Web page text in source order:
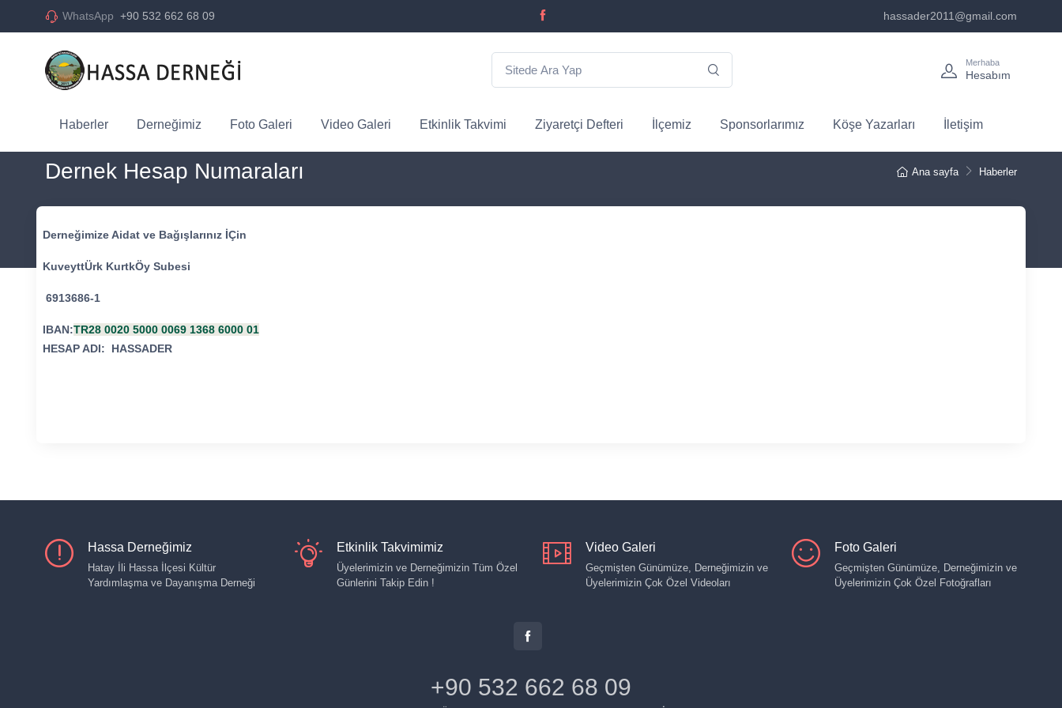
WhatsApp +90 532 662 68 09 hassader2011@gmail.com
Merhaba
Hesabım
Haberler Derneğimiz Foto Galeri Video Galeri Etkinlik Takvimi Ziyaretçi Defteri İlçemiz Sponsorlarımız Köşe Yazarları İletişim
Ana sayfa Haberler
Dernek Hesap Numaraları
Derneğimize Aidat ve Bağışlarınız İÇin
KuveyttÜrk KurtkÖy Subesi
6913686-1
IBAN:TR28 0020 5000 0069 1368 6000 01
HESAP ADI: HASSADER
Hassa Derneğimiz
Hatay İli Hassa İlçesi Kültür
Yardımlaşma ve Dayanışma Derneği
Etkinlik Takvimimiz
Üyelerimizin ve Derneğimizin Tüm Özel
Günlerini Takip Edin !
Video Galeri
Geçmişten Günümüze, Derneğimizin ve
Üyelerimizin Çok Özel Videoları
Foto Galeri
Geçmişten Günümüze, Derneğimizin ve
Üyelerimizin Çok Özel Fotoğrafları
+90 532 662 68 09